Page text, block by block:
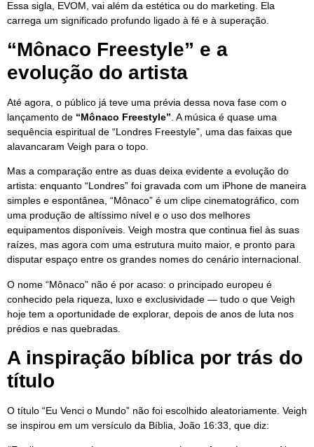
Essa sigla, EVOM, vai além da estética ou do marketing. Ela
carrega um significado profundo ligado à fé e à superação.
“Mônaco Freestyle” e a
evolução do artista
Até agora, o público já teve uma prévia dessa nova fase com o
lançamento de “Mônaco Freestyle” . A música é quase uma
sequência espiritual de “Londres Freestyle”, uma das faixas que
alavancaram Veigh para o topo.
Mas a comparação entre as duas deixa evidente a evolução do
artista: enquanto “Londres” foi gravada com um iPhone de maneira
simples e espontânea, “Mônaco” é um clipe cinematográfico, com
uma produção de altíssimo nível e o uso dos melhores
equipamentos disponíveis. Veigh mostra que continua fiel às suas
raízes, mas agora com uma estrutura muito maior, e pronto para
disputar espaço entre os grandes nomes do cenário internacional.
O nome “Mônaco” não é por acaso: o principado europeu é
conhecido pela riqueza, luxo e exclusividade — tudo o que Veigh
hoje tem a oportunidade de explorar, depois de anos de luta nos
prédios e nas quebradas.
A inspiração bíblica por trás do
título
O título “Eu Venci o Mundo” não foi escolhido aleatoriamente. Veigh
se inspirou em um versículo da Bíblia, João 16:33, que diz: